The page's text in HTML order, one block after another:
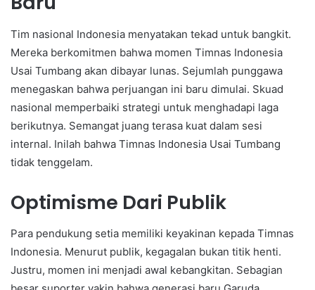
Tim nasional Indonesia menyatakan tekad untuk bangkit.
Mereka berkomitmen bahwa momen Timnas Indonesia
Usai Tumbang akan dibayar lunas. Sejumlah punggawa
menegaskan bahwa perjuangan ini baru dimulai. Skuad
nasional memperbaiki strategi untuk menghadapi laga
berikutnya. Semangat juang terasa kuat dalam sesi
internal. Inilah bahwa Timnas Indonesia Usai Tumbang
tidak tenggelam.
Optimisme Dari Publik
Para pendukung setia memiliki keyakinan kepada Timnas
Indonesia. Menurut publik, kegagalan bukan titik henti.
Justru, momen ini menjadi awal kebangkitan. Sebagian